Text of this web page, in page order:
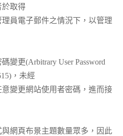
於取得
員電子郵件之情況下，以管理
變更(Arbitrary User Password
，未經
變更網站使用者密碼，進而接
網頁布景主題數量眾多，因此